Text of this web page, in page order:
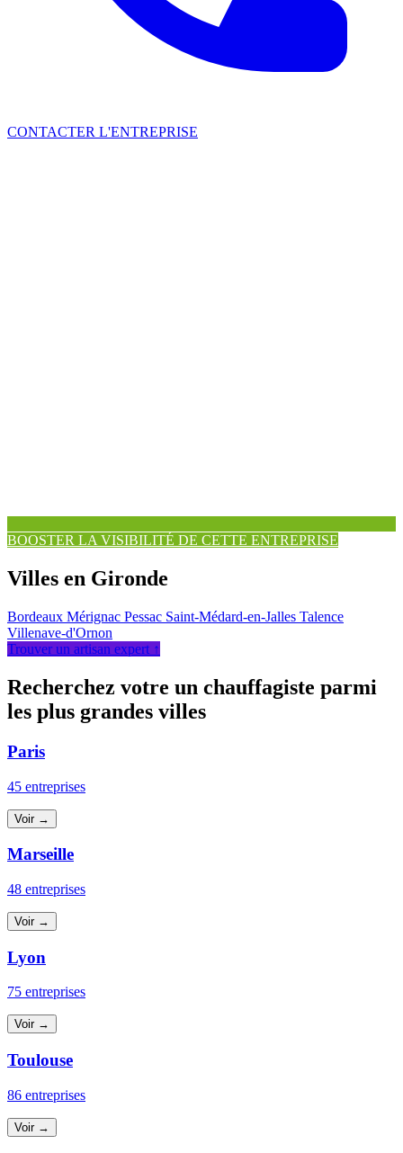
CONTACTER L'ENTREPRISE
BOOSTER LA VISIBILITÉ DE CETTE ENTREPRISE
Villes en Gironde
Bordeaux Mérignac Pessac Saint-Médard-en-Jalles Talence
Villenave-d'Ornon
Trouver un artisan expert ↑
Recherchez votre un chauffagiste parmi
les plus grandes villes
Paris
45 entreprises
Voir →
Marseille
48 entreprises
Voir →
Lyon
75 entreprises
Voir →
Toulouse
86 entreprises
Voir →